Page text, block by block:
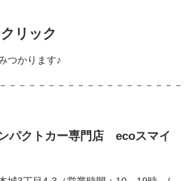
ック
かります♪
－－－－－－－－－－－－－－－－－－
パクトカー専門店 ecoスマイ